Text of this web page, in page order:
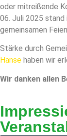
oder mitreißende
06. Juli 2025 stand
gemeinsamen
Stärke durch
Hanse haben wir
Wir danken allen